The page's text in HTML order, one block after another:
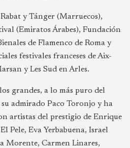
y Tánger (Marruecos),
(Emiratos Árabes), Fundación
de Flamenco de Roma y
festivales franceses de Aix-
y Les Sud en Arles.
grandes, a lo más puro del
admirado Paco Toronjo y ha
artistas del prestigio de Enrique
Pele, Eva Yerbabuena, Israel
Morente, Carmen Linares,